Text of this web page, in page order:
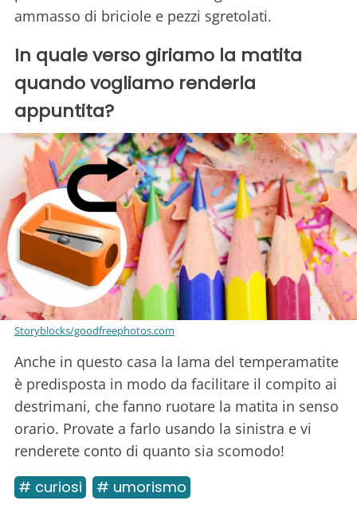
ammasso di briciole e pezzi sgretolati.
In quale verso giriamo la matita
quando vogliamo renderla
appuntita?
Storyblocks/goodfreephotos.com
Anche in questo casa la lama del temperamatite
è predisposta in modo da facilitare il compito ai
destrimani, che fanno ruotare la matita in senso
orario. Provate a farlo usando la sinistra e vi
renderete conto di quanto sia scomodo!
# curiosi # umorismo